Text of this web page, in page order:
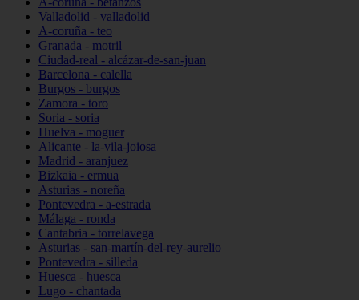
Valladolid - valladolid
A-coruña - teo
Granada - motril
Ciudad-real - alcázar-de-san-juan
Barcelona - calella
Burgos - burgos
Zamora - toro
Soria - soria
Huelva - moguer
Alicante - la-vila-joiosa
Madrid - aranjuez
Bizkaia - ermua
Asturias - noreña
Pontevedra - a-estrada
Málaga - ronda
Cantabria - torrelavega
Asturias - san-martín-del-rey-aurelio
Pontevedra - silleda
Huesca - huesca
Lugo - chantada